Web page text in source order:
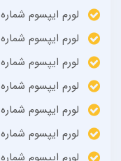
لورم ایپسوم شماره 3
لورم ایپسوم شماره 4
لورم ایپسوم شماره 5
لورم ایپسوم شماره 6
لورم ایپسوم شماره 7
لورم ایپسوم شماره 8
لورم ایپسوم شماره 9